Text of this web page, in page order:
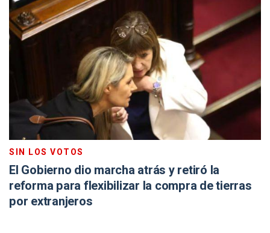
SIN LOS VOTOS
El Gobierno dio marcha atrás y retiró la
reforma para flexibilizar la compra de tierras
por extranjeros